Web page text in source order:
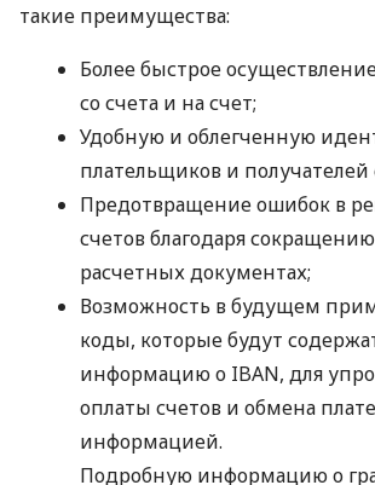
такие преимущества:
Более быстрое
со счета и на счет;
Удобную и облегченную
плательщиков и получателей
Предотвращение ошибок в
счетов благодаря
расчетных документах;
Возможность в будущем
коды, которые будут
информацию о IBAN, для
оплаты счетов и обмена
информацией.
Подробную информацию о